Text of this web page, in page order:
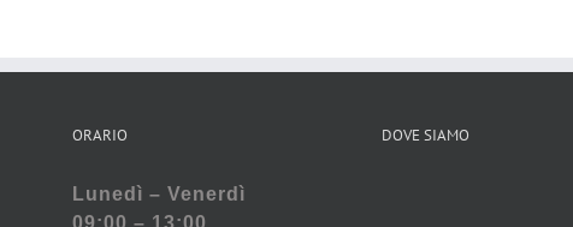
ORARIO
Lunedì – Venerdì
09:00 – 13:00
DOVE SIAMO